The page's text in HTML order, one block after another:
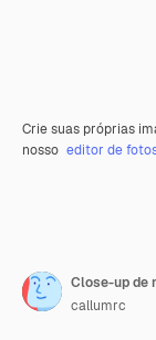
Crie suas próprias
nosso editor de
Close-up de
callumrc